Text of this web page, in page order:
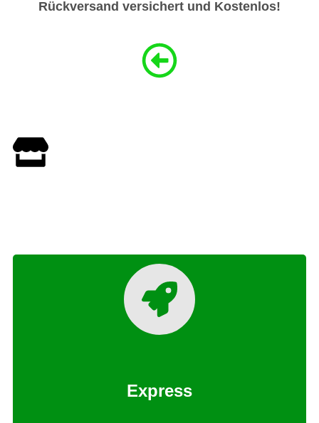
Rückversand versichert und Kostenlos!
Express